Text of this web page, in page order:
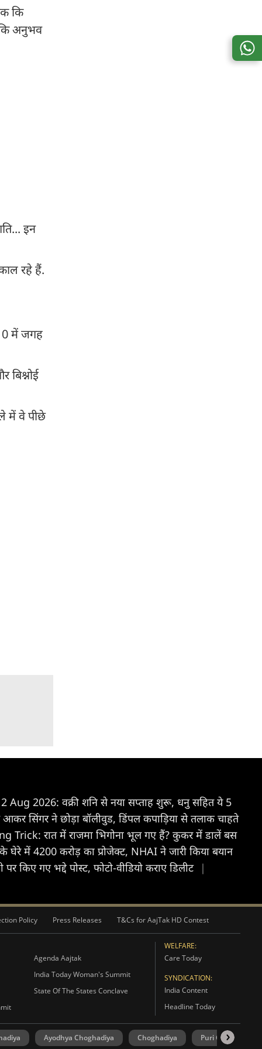
कि
अनुभव
इन
रहे हैं.
में जगह
में वे पीछे
Aug 2026: वक्री शनि से नया सप्ताह शुरू, धनु सहित ये 5
सिंगर ने छोड़ा बॉलीवुड, डिंपल कपाड़िया से तलाक चाहते
Trick: रात में राजमा भिगोना भूल गए हैं? कुकर में डालें बस
में 4200 करोड़ का प्रोजेक्ट, NHAI ने जारी किया बयान
किए गए भद्दे पोस्ट, फोटो-वीडियो कराए डिलीट |
Policy Press Releases T&Cs for AajTak HD Contest
Agenda Aajtak
India Today Woman's Summit
State Of The States Conclave
WELFARE:
Care Today
SYNDICATION:
India Content
Headline Today
Ayodhya Choghadiya Choghadiya Puri Choghadiya